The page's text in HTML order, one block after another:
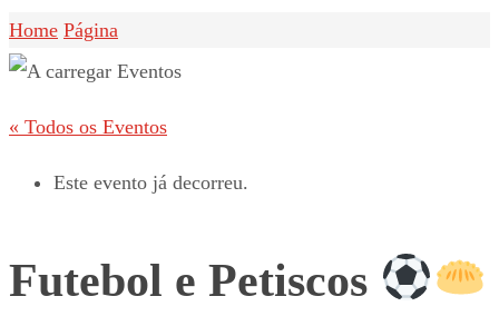
Home Página
« Todos os Eventos
Este evento já decorreu.
Futebol e Petiscos